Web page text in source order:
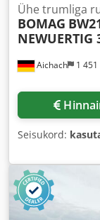
Aichach 1
Ühe trumliga
BOMAG
NEWUERTIG
Seisukord: